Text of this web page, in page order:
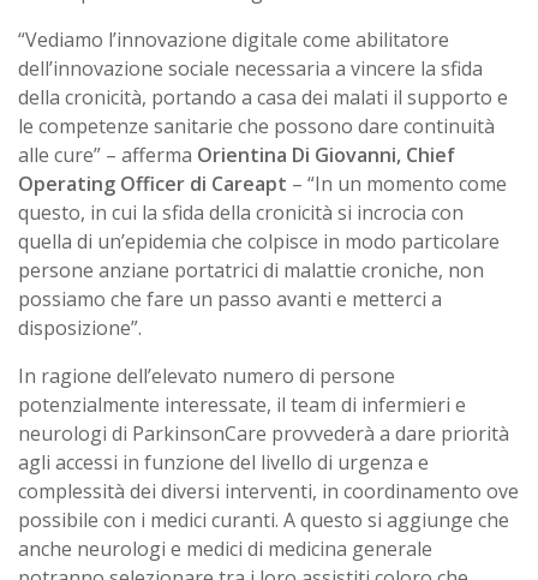
“Vediamo l’innovazione digitale come abilitatore
dell’innovazione sociale necessaria a vincere la sfida
della cronicità, portando a casa dei malati il supporto e
le competenze sanitarie che possono dare continuità
alle cure” – afferma Orientina Di Giovanni, Chief
Operating Officer di Careapt – “In un momento come
questo, in cui la sfida della cronicità si incrocia con
quella di un’epidemia che colpisce in modo particolare
persone anziane portatrici di malattie croniche, non
possiamo che fare un passo avanti e metterci a
disposizione”.
In ragione dell’elevato numero di persone
potenzialmente interessate, il team di infermieri e
neurologi di ParkinsonCare provvederà a dare priorità
agli accessi in funzione del livello di urgenza e
complessità dei diversi interventi, in coordinamento ove
possibile con i medici curanti. A questo si aggiunge che
anche neurologi e medici di medicina generale